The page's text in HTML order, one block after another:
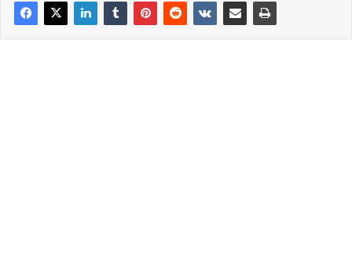
Αμερικανού προέδρου Ντόναλντ Τραμπ να διατάξει εκ
νέου τη διεξαγωγή στρατιωτικών πληγμάτων δημιουργεί